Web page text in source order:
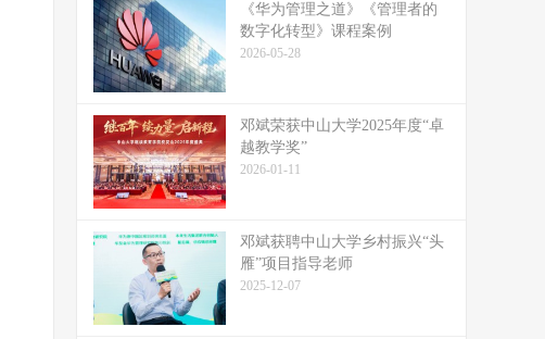
《华为管理之道》《管理者的
数字化转型》课程案例
2026-05-28
邓斌荣获中山大学2025年度“卓
越教学奖”
2026-01-11
邓斌获聘中山大学乡村振兴“头
雁”项目指导老师
2025-12-07